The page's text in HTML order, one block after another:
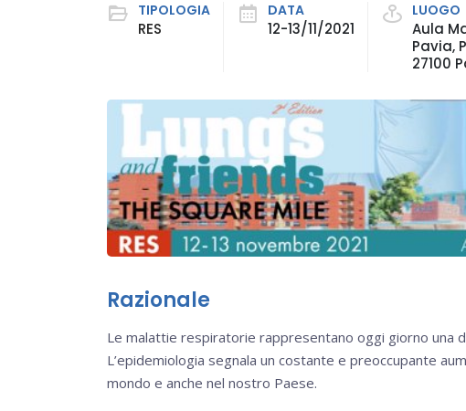
TIPOLOGIA
RES
DATA
12-13/11/2021
LUOGO
Aula
Pavia,
27100
Razionale
Le malattie respiratorie rappresentano oggi giorno una
L’epidemiologia segnala un costante e preoccupante
mondo e anche nel nostro Paese.